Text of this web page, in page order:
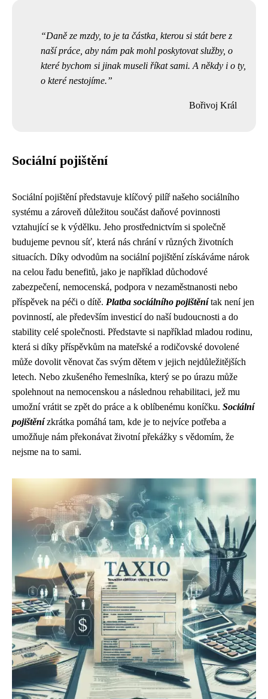
Daně ze mzdy, to je ta částka, kterou si stát bere z
naší práce, aby nám pak mohl poskytovat služby, o
které bychom si jinak museli říkat sami. A někdy i o ty,
o které nestojíme.
Bořivoj Král
Sociální pojištění
Sociální pojištění představuje klíčový pilíř našeho sociálního
systému a zároveň důležitou součást daňové povinnosti
vztahující se k výdělku. Jeho prostřednictvím si společně
budujeme pevnou síť, která nás chrání v různých životních
situacích. Díky odvodům na sociální pojištění získáváme nárok
na celou řadu benefitů, jako je například důchodové
zabezpečení, nemocenská, podpora v nezaměstnanosti nebo
příspěvek na péči o dítě. Platba sociálního pojištěnítak není jen
povinností, ale především investicí do naší budoucnosti a do
stability celé společnosti. Představte si například mladou rodinu,
která si díky příspěvkům na mateřské a rodičovské dovolené
může dovolit věnovat čas svým dětem v jejich nejdůležitějších
letech. Nebo zkušeného řemeslníka, který se po úrazu může
spolehnout na nemocenskou a následnou rehabilitaci, jež mu
umožní vrátit se zpět do práce a k oblíbenému koníčku. Sociální
pojištěnízkrátka pomáhá tam, kde je to nejvíce potřeba a
umožňuje nám překonávat životní překážky s vědomím, že
nejsme na to sami.